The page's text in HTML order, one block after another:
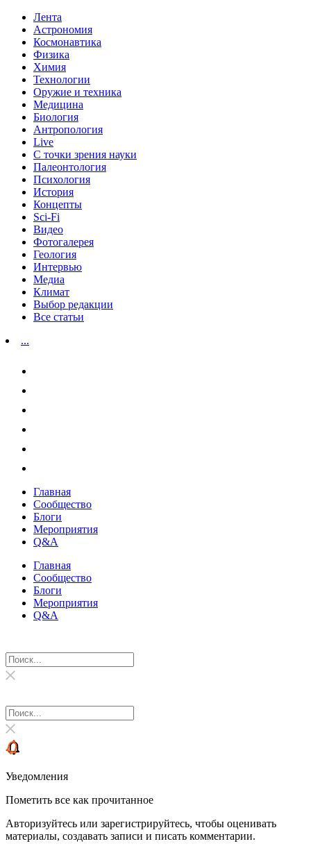
Лента
Астрономия
Космонавтика
Физика
Химия
Технологии
Оружие и техника
Медицина
Биология
Антропология
Live
С точки зрения науки
Палеонтология
Психология
История
Концепты
Sci-Fi
Видео
Фотогалерея
Геология
Интервью
Медиа
Климат
Выбор редакции
Все статьи
...
Главная
Сообщество
Блоги
Мероприятия
Q&A
Главная
Сообщество
Блоги
Мероприятия
Q&A
Уведомления
Пометить все как прочитанное
Авторизуйтесь или зарегистрируйтесь, чтобы оценивать
материалы, создавать записи и писать комментарии.